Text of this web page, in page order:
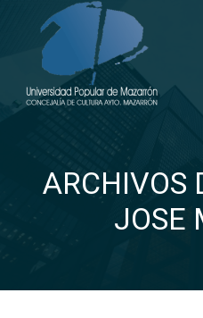
ARCHIVOS
JOSE